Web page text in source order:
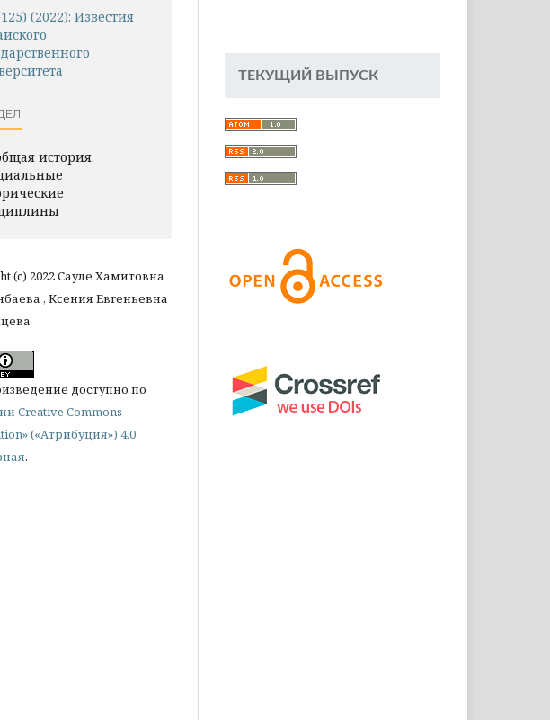
(2022): Известия
история.
(c) 2022 Сауле Хамитовна
, Ксения Евгеньевна
доступно по
Creative Commons
(«Атрибуция») 4.0
.
ТЕКУЩИЙ ВЫПУСК